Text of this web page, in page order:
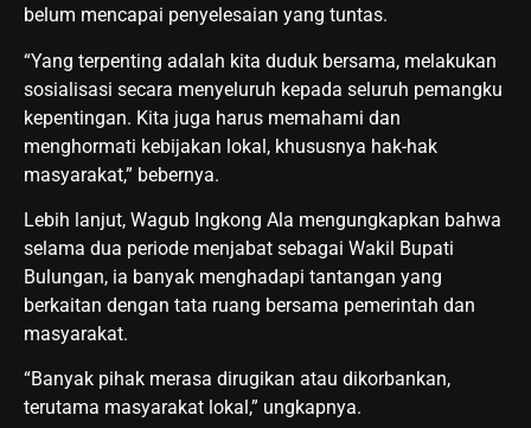
belum mencapai penyelesaian yang tuntas.
“Yang terpenting adalah kita duduk bersama, melakukan
sosialisasi secara menyeluruh kepada seluruh pemangku
kepentingan. Kita juga harus memahami dan
menghormati kebijakan lokal, khususnya hak-hak
masyarakat,” bebernya.
Lebih lanjut, Wagub Ingkong Ala mengungkapkan bahwa
selama dua periode menjabat sebagai Wakil Bupati
Bulungan, ia banyak menghadapi tantangan yang
berkaitan dengan tata ruang bersama pemerintah dan
masyarakat.
“Banyak pihak merasa dirugikan atau dikorbankan,
terutama masyarakat lokal,” ungkapnya.